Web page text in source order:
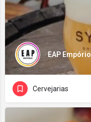
EAP Empório
Cervejarias